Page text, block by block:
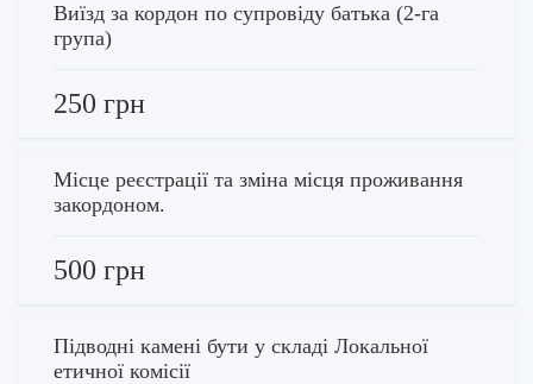
Виїзд за кордон по супровіду батька (2-га
група)
250 грн
Місце реєстрації та зміна місця проживання
закордоном.
500 грн
Підводні камені бути у складі Локальної
етичної комісії